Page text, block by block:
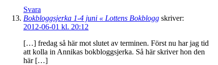
Svara
Bokbloggsjerka 1-4 juni « Lottens Bokblogg skriver:
2012-06-01 kl. 20:12
[…] fredag så här mot slutet av terminen. Först nu har jag tid
att kolla in Annikas bokbloggsjerka. Så här skriver hon den
här […]